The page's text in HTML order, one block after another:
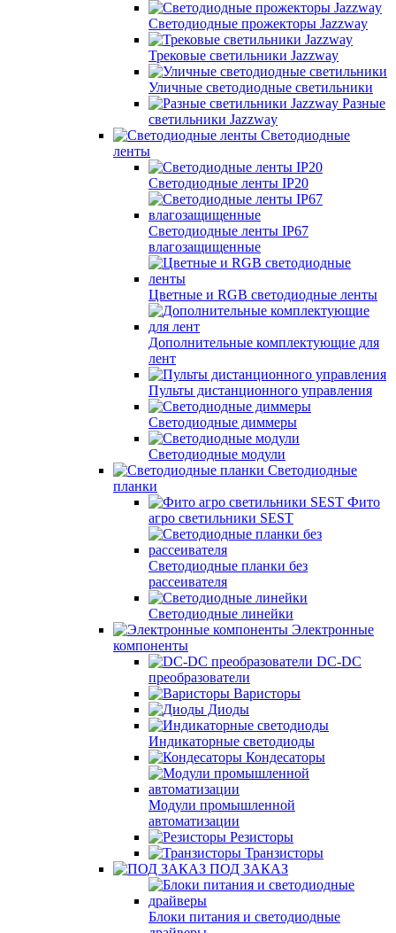
Светодиодные прожекторы Jazzway
Трековые светильники Jazzway
Уличные светодиодные светильники
Разные
светильники Jazzway
Светодиодные
ленты
Светодиодные ленты IP20
Светодиодные ленты IP67
влагозащищенные
Цветные и RGB светодиодные ленты
Дополнительные комплектующие для
лент
Пульты дистанционного управления
Светодиодные диммеры
Светодиодные модули
Светодиодные
планки
Фито
агро светильники SEST
Светодиодные планки без
рассеивателя
Светодиодные линейки
Электронные
компоненты
DC-DC
преобразователи
Варисторы
Диоды
Индикаторные светодиоды
Кондесаторы
Модули промышленной
автоматизации
Резисторы
Транзисторы
ПОД ЗАКАЗ
Блоки питания и светодиодные